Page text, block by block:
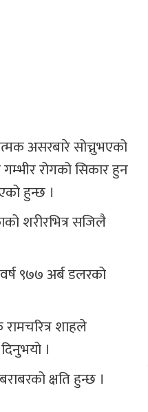
असरबारे सोच्नुभएको
रोगको सिकार हुन
हुन्छ ।
शरीरभित्र सजिलै
९७७ अर्ब डलरको
शाहले
।
क्षति हुन्छ ।